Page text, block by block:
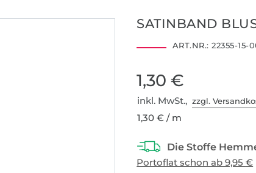
SATINBAND
ART.NR.: 22355-15-
1,30 €
inkl. MwSt.,zzgl.
1,30 € / m
Portoflat schon ab 9,95 €